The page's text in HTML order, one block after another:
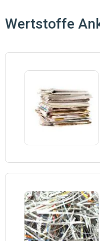
Wertstoffe